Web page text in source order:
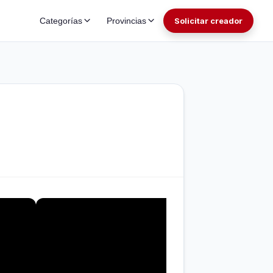
Categorías Provincias Solicitar creador